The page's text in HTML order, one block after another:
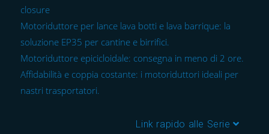
closure
Motoriduttore per lance lava botti e lava barrique: la
soluzione EP35 per cantine e birrifici.
Motoriduttore epicicloidale: consegna in meno di 2 ore.
Affidabilità e coppia costante: i motoriduttori ideali per
nastri trasportatori.
Link rapido alle Serie